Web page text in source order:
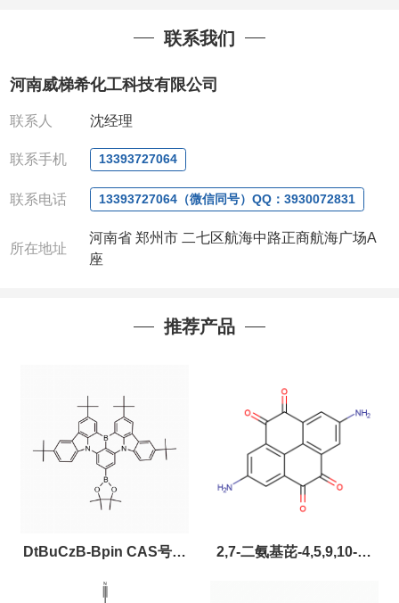
我司对高校及科研单位先发货和
作中有用到的试剂,欢迎前来询购
电话:0371-63377391/13393727064
QQ:3930072831
:13393727064
联系人: 沈晓东(欢迎致电
联系我们
河南威梯希化工科技有限公司
联系人 沈经理
联系手机 13393727064
联系电话 13393727064（微信同号）QQ：3930072831
所在地址
河南省 郑州市 二七区航海中路正商航海广场A
座
推荐产品
DtBuCzB-Bpin CAS号：
2643331-97-7
2,7-二氨基芘-4,5,9,10-四